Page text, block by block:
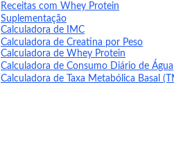
Suplementação
Receitas com Whey Protein
Calculadora de IMC
Calculadora de Creatina por Peso
Calculadora de Whey Protein
Calculadora de Consumo Diário de Água
Calculadora de Taxa Metabólica Basal